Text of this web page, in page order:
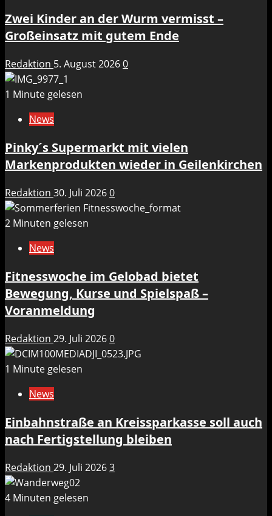
Zwei Kinder an der Wurm vermisst –
Großeinsatz mit gutem Ende
Redaktion 5. August 20260
1 Minute gelesen
News
Pinky´s Supermarkt mit vielen
Markenprodukten wieder in Geilenkirchen
Redaktion 30. Juli 20260
2 Minuten gelesen
News
Fitnesswoche im Gelobad bietet
Bewegung, Kurse und Spielspaß –
Voranmeldung
Redaktion 29. Juli 20260
1 Minute gelesen
News
Einbahnstraße an Kreissparkasse soll auch
nach Fertigstellung bleiben
Redaktion 29. Juli 20263
4 Minuten gelesen